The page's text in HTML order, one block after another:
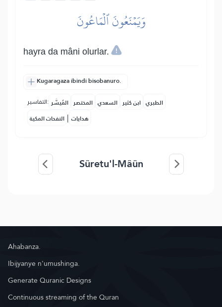
وَيَمۡنَعُونَ ٱلۡمَاعُونَ
hayra da mâni olurlar.
Kugaragaza ibindi bisobanuro.
التفاسير: المُيسَّر المختصر السعدي ابن كثير الطبري
النفحات المكية | هدايات
Sûretu'l-Mâûn
Ahabanza.
Ibijyanye n'umushinga.
Generate Quranic Designs
Continuous streaming of the Quran